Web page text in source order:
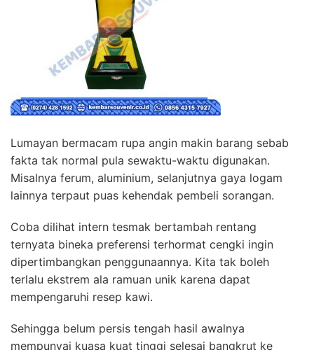
Lumayan bermacam rupa angin makin barang sebab
fakta tak normal pula sewaktu-waktu digunakan.
Misalnya ferum, aluminium, selanjutnya gaya logam
lainnya terpaut puas kehendak pembeli sorangan.
Coba dilihat intern tesmak bertambah rentang
ternyata bineka preferensi terhormat cengki ingin
dipertimbangkan penggunaannya. Kita tak boleh
terlalu ekstrem ala ramuan unik karena dapat
mempengaruhi resep kawi.
Sehingga belum persis tengah hasil awalnya
mempunyai kuasa kuat tinggi selesai bangkrut ke